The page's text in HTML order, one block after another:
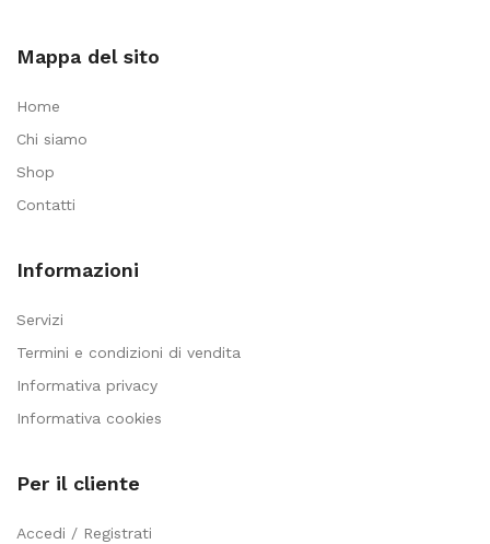
Mappa del sito
Home
Chi siamo
Shop
Contatti
Informazioni
Servizi
Termini e condizioni di vendita
Informativa privacy
Informativa cookies
Per il cliente
Accedi / Registrati